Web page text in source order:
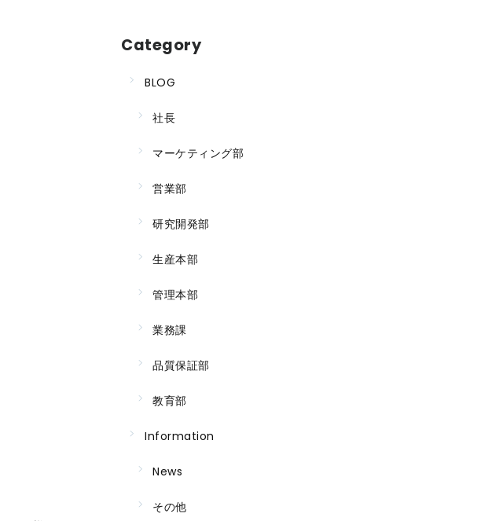
Category
BLOG
社長
マーケティング部
営業部
研究開発部
生産本部
管理本部
業務課
品質保証部
教育部
Information
News
その他